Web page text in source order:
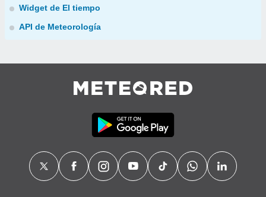
Widget de El tiempo
API de Meteorología